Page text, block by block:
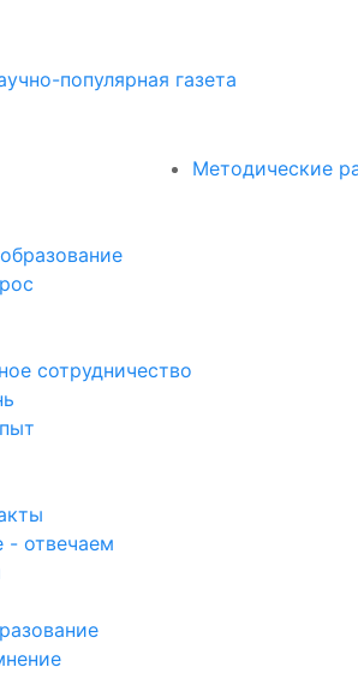
популярная газета
сотрудничество
- отвечаем
Методические